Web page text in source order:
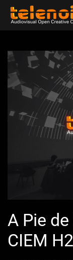
Ir al contenido
A Pie
CIEM